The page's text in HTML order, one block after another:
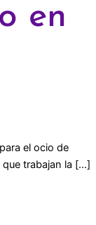
en
el ocio de
trabajan la […]